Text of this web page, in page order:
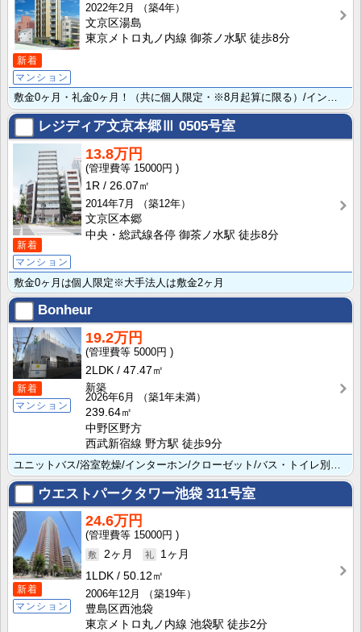
新着
マンション
2022年2月
（築4年）
文京区湯島
東京メトロ丸ノ内線 御茶ノ水駅 徒歩8分
敷金0ヶ月・礼金0ヶ月！（共に個人限定・※8月起算に限る）/インターネット無料！食洗機有！
レジディア文京本郷Ⅲ 0505号室
新着
マンション
13.8万円
15000円
1R
26.07㎡
2014年7月
（築12年）
文京区本郷
中央・総武線各停 御茶ノ水駅 徒歩8分
敷金0ヶ月は個人限定※大手法人は敷金2ヶ月
Bonheur
新着
マンション
19.2万円
5000円
2LDK
47.47㎡
新築
2026年6月
（築1年未満）
239.64㎡
中野区野方
西武新宿線 野方駅 徒歩9分
ウエストパークタワー池袋 311号室
新着
マンション
24.6万円
15000円
2ヶ月
1ヶ月
1LDK
50.12㎡
2006年12月
（築19年）
豊島区西池袋
東京メトロ丸ノ内線 池袋駅 徒歩2分